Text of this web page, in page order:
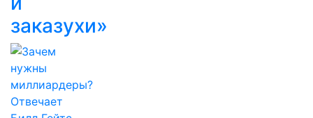
заказухи»